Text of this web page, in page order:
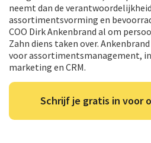
neemt dan de
assortimentsvorming en
COO Dirk Ankenbrand al om
Zahn diens taken over.
voor assortimentsmanagement,
marketing en CRM.
Schrijf je gratis in voor